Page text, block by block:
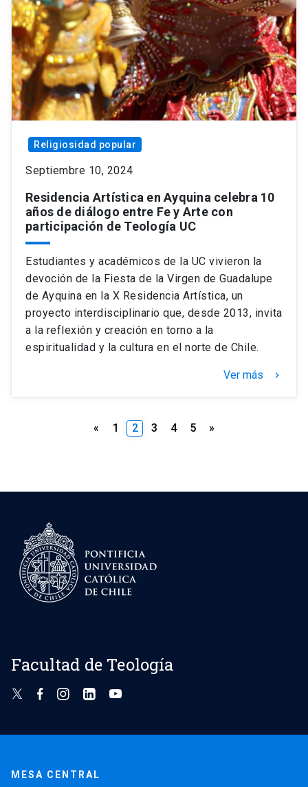
Religiosidad popular
Septiembre 10, 2024
Residencia Artística en Ayquina celebra 10
años de diálogo entre Fe y Arte con
participación de Teología UC
Estudiantes y académicos de la UC vivieron la
devoción de la Fiesta de la Virgen de Guadalupe
de Ayquina en la X Residencia Artística, un
proyecto interdisciplinario que, desde 2013, invita
a la reflexión y creación en torno a la
espiritualidad y la cultura en el norte de Chile.
Ver más keyboard_arrow_right
Paginación
« 1 2 3 4 5 »
Facultad de Teología
MESA CENTRAL